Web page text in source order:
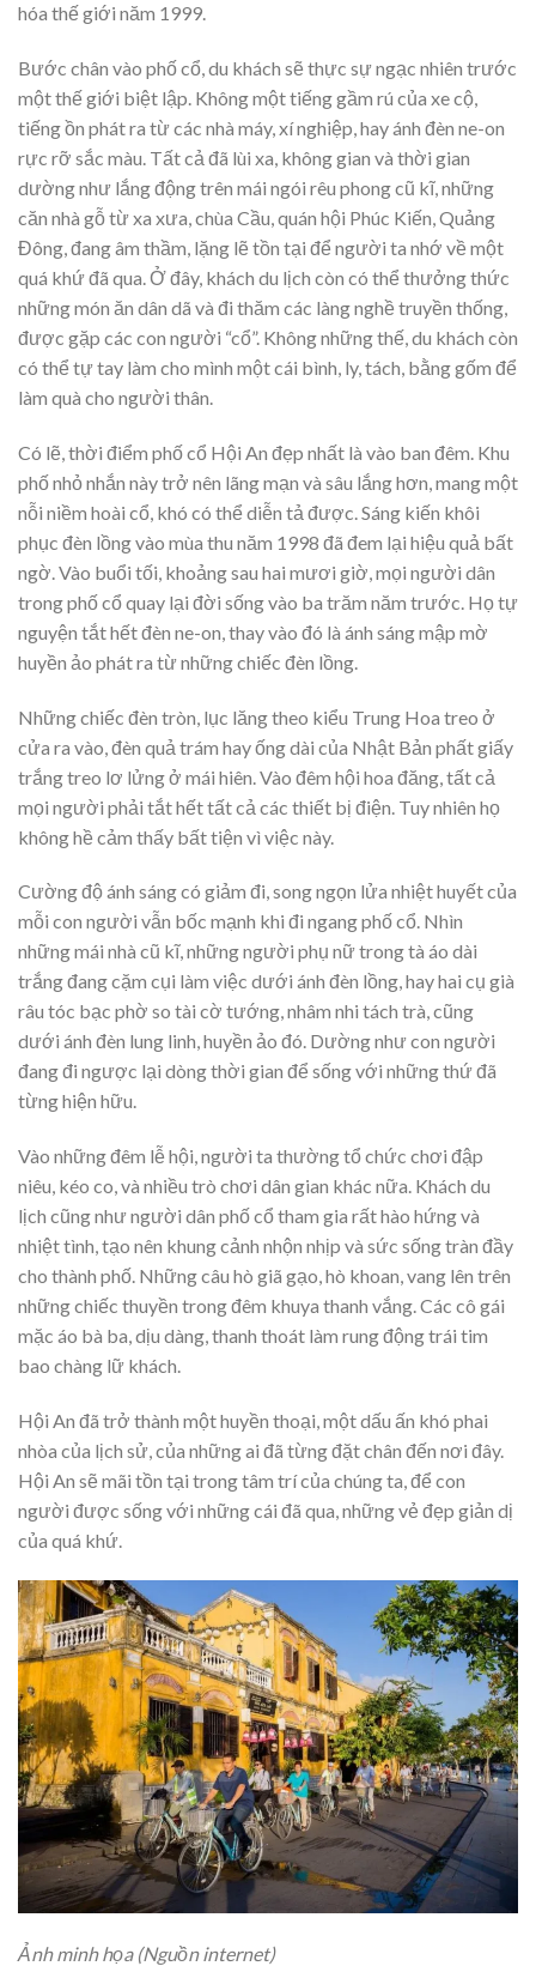
hóa thế giới năm 1999.
Bước chân vào phố cổ, du khách sẽ thực sự ngạc nhiên trước
một thế giới biệt lập. Không một tiếng gầm rú của xe cộ,
tiếng ồn phát ra từ các nhà máy, xí nghiệp, hay ánh đèn ne-on
rực rỡ sắc màu. Tất cả đã lùi xa, không gian và thời gian
dường như lắng động trên mái ngói rêu phong cũ kĩ, những
căn nhà gỗ từ xa xưa, chùa Cầu, quán hội Phúc Kiến, Quảng
Đông, đang âm thầm, lặng lẽ tồn tại để người ta nhớ về một
quá khứ đã qua. Ở đây, khách du lịch còn có thể thưởng thức
những món ăn dân dã và đi thăm các làng nghề truyền thống,
được gặp các con người “cổ”. Không những thế, du khách còn
có thể tự tay làm cho mình một cái bình, ly, tách, bằng gốm để
làm quà cho người thân.
Có lẽ, thời điểm phố cổ Hội An đẹp nhất là vào ban đêm. Khu
phố nhỏ nhắn này trở nên lãng mạn và sâu lắng hơn, mang một
nỗi niềm hoài cổ, khó có thể diễn tả được. Sáng kiến khôi
phục đèn lồng vào mùa thu năm 1998 đã đem lại hiệu quả bất
ngờ. Vào buổi tối, khoảng sau hai mươi giờ, mọi người dân
trong phố cổ quay lại đời sống vào ba trăm năm trước. Họ tự
nguyện tắt hết đèn ne-on, thay vào đó là ánh sáng mập mờ
huyền ảo phát ra từ những chiếc đèn lồng.
Những chiếc đèn tròn, lục lăng theo kiểu Trung Hoa treo ở
cửa ra vào, đèn quả trám hay ống dài của Nhật Bản phất giấy
trắng treo lơ lửng ở mái hiên. Vào đêm hội hoa đăng, tất cả
mọi người phải tắt hết tất cả các thiết bị điện. Tuy nhiên họ
không hề cảm thấy bất tiện vì việc này.
Cường độ ánh sáng có giảm đi, song ngọn lửa nhiệt huyết của
mỗi con người vẫn bốc mạnh khi đi ngang phố cổ. Nhìn
những mái nhà cũ kĩ, những người phụ nữ trong tà áo dài
trắng đang cặm cụi làm việc dưới ánh đèn lồng, hay hai cụ già
râu tóc bạc phờ so tài cờ tướng, nhâm nhi tách trà, cũng
dưới ánh đèn lung linh, huyền ảo đó. Dường như con người
đang đi ngược lại dòng thời gian để sống với những thứ đã
từng hiện hữu.
Vào những đêm lễ hội, người ta thường tổ chức chơi đập
niêu, kéo co, và nhiều trò chơi dân gian khác nữa. Khách du
lịch cũng như người dân phố cổ tham gia rất hào hứng và
nhiệt tình, tạo nên khung cảnh nhộn nhịp và sức sống tràn đầy
cho thành phố. Những câu hò giã gạo, hò khoan, vang lên trên
những chiếc thuyền trong đêm khuya thanh vắng. Các cô gái
mặc áo bà ba, dịu dàng, thanh thoát làm rung động trái tim
bao chàng lữ khách.
Hội An đã trở thành một huyền thoại, một dấu ấn khó phai
nhòa của lịch sử, của những ai đã từng đặt chân đến nơi đây.
Hội An sẽ mãi tồn tại trong tâm trí của chúng ta, để con
người được sống với những cái đã qua, những vẻ đẹp giản dị
của quá khứ.
Ảnh minh họa (Nguồn internet)